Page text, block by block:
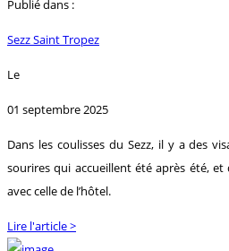
Publié dans :
Sezz Saint Tropez
Le
01 septembre 2025
Dans les coulisses du Sezz, il y a des
sourires qui accueillent été après été, et
avec celle de l’hôtel.
Lire l'article >